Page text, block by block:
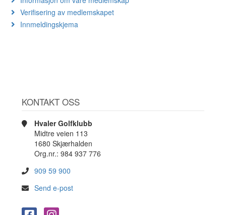
Verifisering av medlemskapet
Innmeldingskjema
KONTAKT OSS
Hvaler Golfklubb
Midtre veien 113
1680 Skjærhalden
Org.nr.: 984 937 776
909 59 900
Send e-post